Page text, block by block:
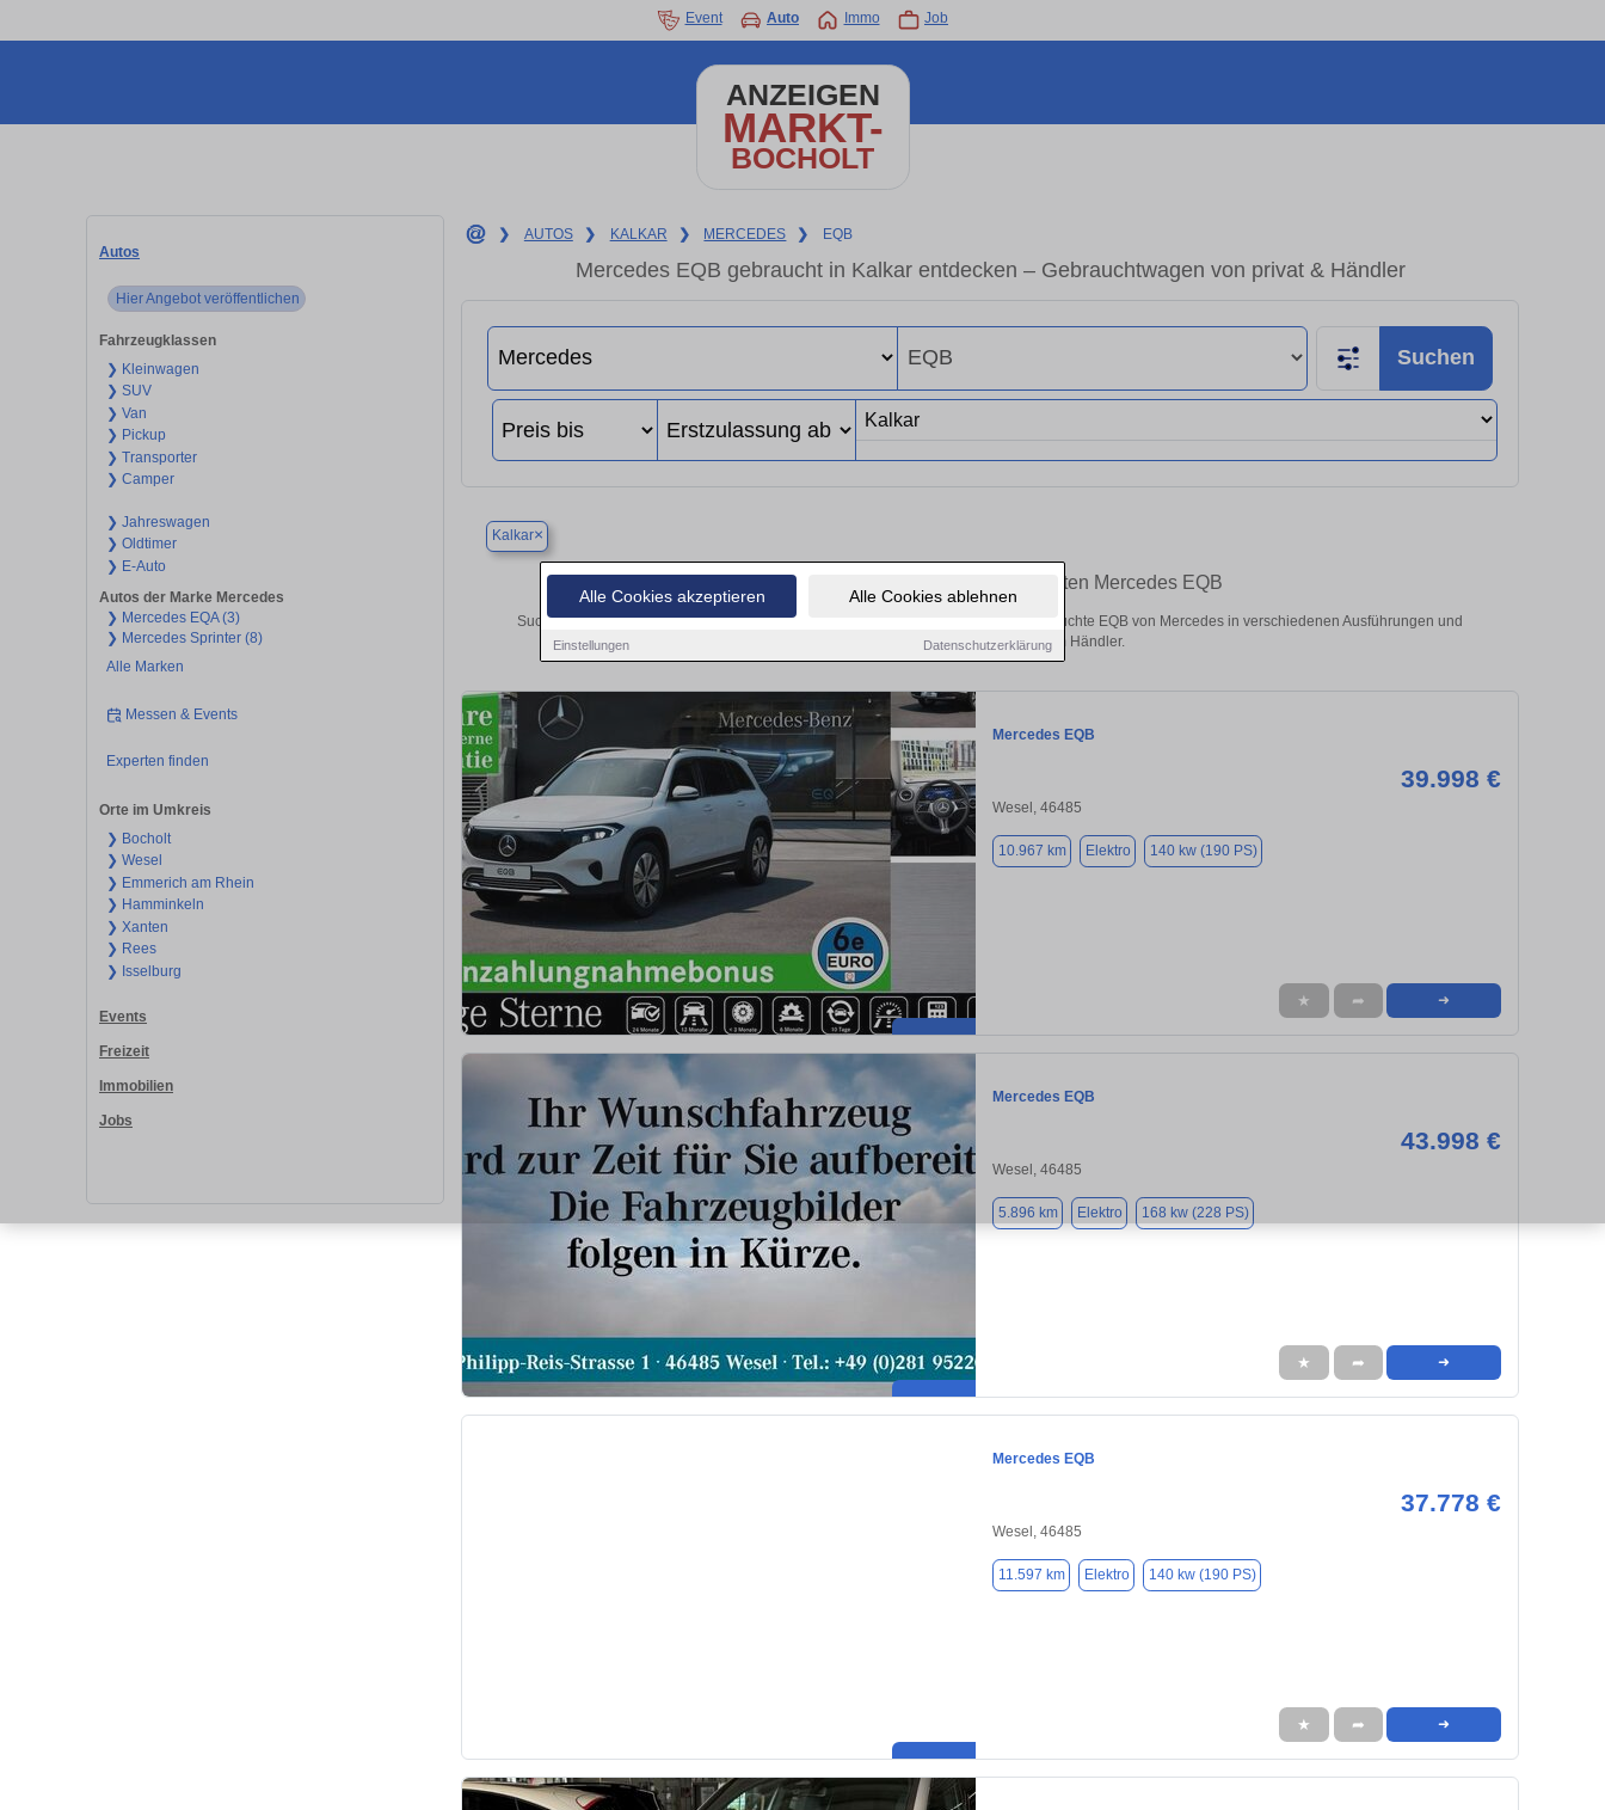
Alle Cookies akzeptieren Alle Cookies ablehnen
Einstellungen Datenschutzerklärung
Event Auto Immo Job
ANZEIGEN
MARKT-
BOCHOLT
Autos
Hier Angebot veröffentlichen
Fahrzeugklassen
❯ Kleinwagen
❯ SUV
❯ Van
❯ Pickup
❯ Transporter
❯ Camper
❯ Jahreswagen
❯ Oldtimer
❯ E-Auto
Autos der Marke Mercedes
❯ Mercedes EQA (3)
❯ Mercedes Sprinter (8)
Alle Marken
Messen & Events
Experten finden
Orte im Umkreis
❯ Bocholt
❯ Wesel
❯ Emmerich am Rhein
❯ Hamminkeln
❯ Xanten
❯ Rees
❯ Isselburg
Events
Freizeit
Immobilien
Jobs
❯ AUTOS ❯ KALKAR ❯ MERCEDES ❯ EQB
Mercedes EQB gebraucht in Kalkar entdecken – Gebrauchtwagen von privat & Händler
Suchen
Kalkar×
Finden Sie in Kalkar Ihren gebrauchten Mercedes EQB
Suchen Sie in Kalkar einen Mercedes EQB Gebrauchtwagen? Entdecken Sie gebrauchte EQB von Mercedes in verschiedenen Ausführungen und
Preisklassen von privat und vom Händler.
Mercedes EQB
39.998 €
Wesel, 46485
10.967 km Elektro 140 kw (190 PS)
★ ➦ ➜
Mercedes EQB
43.998 €
Wesel, 46485
5.896 km Elektro 168 kw (228 PS)
★ ➦ ➜
Mercedes EQB
37.778 €
Wesel, 46485
11.597 km Elektro 140 kw (190 PS)
★ ➦ ➜